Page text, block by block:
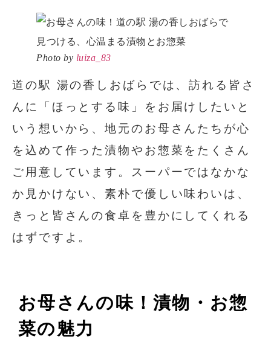
Photo by luiza_83
道の駅 湯の香しおばらでは、訪れる皆さ
んに「ほっとする味」をお届けしたいと
いう想いから、地元のお母さんたちが心
を込めて作った漬物やお惣菜をたくさん
ご用意しています。スーパーではなかな
か見かけない、素朴で優しい味わいは、
きっと皆さんの食卓を豊かにしてくれる
はずですよ。
お母さんの味！漬物・お惣
菜の魅力